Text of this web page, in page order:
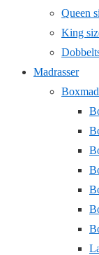
Queen
King
Madrasser